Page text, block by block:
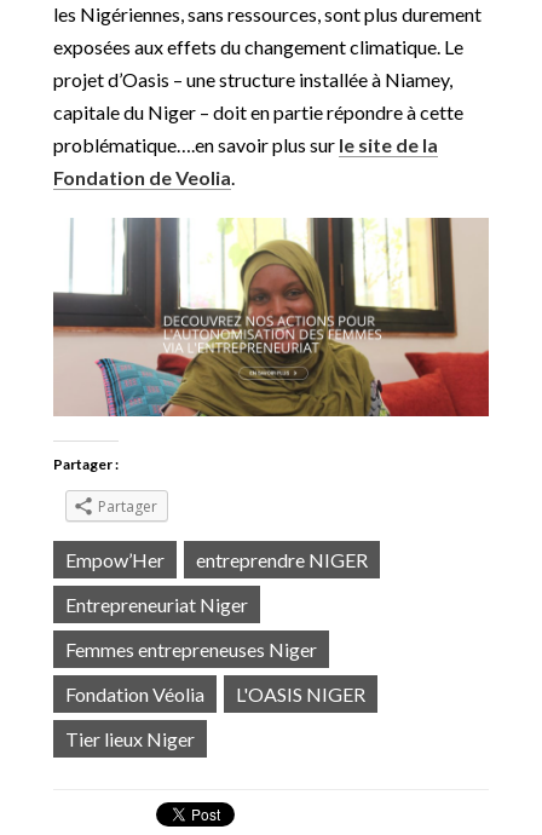
les Nigériennes, sans ressources, sont plus durement
exposées aux effets du changement climatique. Le
projet d’Oasis – une structure installée à Niamey,
capitale du Niger – doit en partie répondre à cette
problématique….en savoir plus sur le site de la
Fondation de Veolia
Partager :
Partager
Empow’Her
entreprendre NIGER
Entrepreneuriat Niger
Femmes entrepreneuses Niger
Fondation Véolia
L'OASIS NIGER
Tier lieux Niger